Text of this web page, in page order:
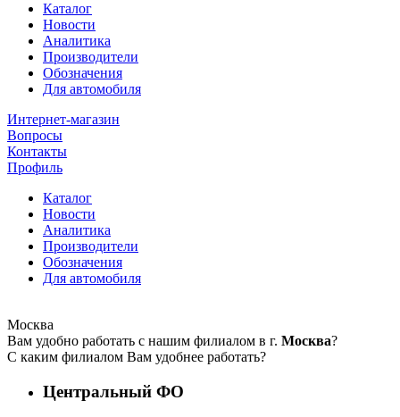
Каталог
Новости
Аналитика
Производители
Обозначения
Для автомобиля
Интернет-магазин
Вопросы
Контакты
Профиль
Каталог
Новости
Аналитика
Производители
Обозначения
Для автомобиля
Москва
Вам удобно работать с нашим филиалом в г. Москва?
С каким филиалом Вам удобнее работать?
Центральный ФО